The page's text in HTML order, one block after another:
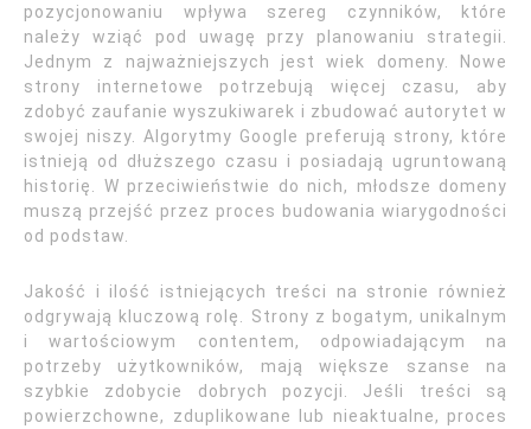
pozycjonowaniu wpływa szereg czynników, które
należy wziąć pod uwagę przy planowaniu strategii.
Jednym z najważniejszych jest wiek domeny. Nowe
strony internetowe potrzebują więcej czasu, aby
zdobyć zaufanie wyszukiwarek i zbudować autorytet w
swojej niszy. Algorytmy Google preferują strony, które
istnieją od dłuższego czasu i posiadają ugruntowaną
historię. W przeciwieństwie do nich, młodsze domeny
muszą przejść przez proces budowania wiarygodności
od podstaw.
Jakość i ilość istniejących treści na stronie również
odgrywają kluczową rolę. Strony z bogatym, unikalnym
i wartościowym contentem, odpowiadającym na
potrzeby użytkowników, mają większe szanse na
szybkie zdobycie dobrych pozycji. Jeśli treści są
powierzchowne, zduplikowane lub nieaktualne, proces